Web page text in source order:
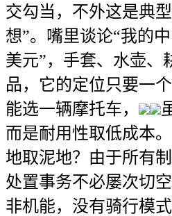
交勾当，不外这是典
想”。嘴里谈论“我的
美元”，手套、水壶、
品，它的定位只要一
能选一辆摩托车，
而是耐用性取低成本
地取泥地？由于所有
处置事务不必屡次切
非机能，没有骑行模